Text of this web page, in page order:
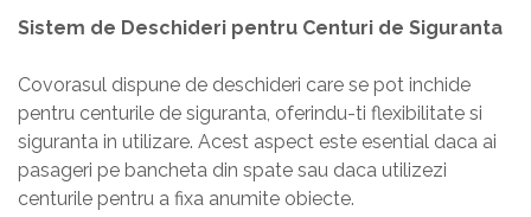
Sistem de Deschideri pentru Centuri de Siguranta
Covorasul dispune de deschideri care se pot inchide
pentru centurile de siguranta, oferindu-ti flexibilitate si
siguranta in utilizare. Acest aspect este esential daca ai
pasageri pe bancheta din spate sau daca utilizezi
centurile pentru a fixa anumite obiecte.